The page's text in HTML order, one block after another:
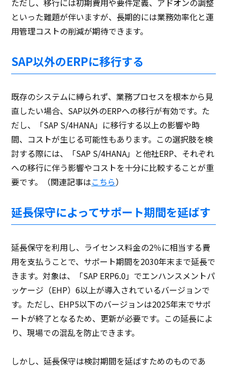
といった難題が伴いますが、長期的には業務効率化と運
用管理コストの削減が期待できます。
SAP以外のERPに移行する
既存のシステムに縛られず、業務プロセスを根本から見
直したい場合、SAP以外のERPへの移行が有効です。た
だし、「SAP S/4HANA」に移行する以上の影響や時
間、コストが生じる可能性もあります。この選択肢を検
討する際には、「SAP S/4HANA」と他社ERP、それぞれ
への移行に伴う影響やコストを十分に比較することが重
要です。（関連記事はこちら）
延長保守によってサポート期間を延ばす
延長保守を利用し、ライセンス料金の2％に相当する費
用を支払うことで、サポート期間を2030年末まで延長で
きます。対象は、「SAP ERP6.0」でエンハンスメントパ
ッケージ（EHP）6以上が導入されているバージョンで
す。ただし、EHP5以下のバージョンは2025年末でサポ
ートが終了となるため、更新が必要です。この延長によ
り、現場での混乱を防止できます。
しかし、延長保守は検討期間を延ばすためのものであ